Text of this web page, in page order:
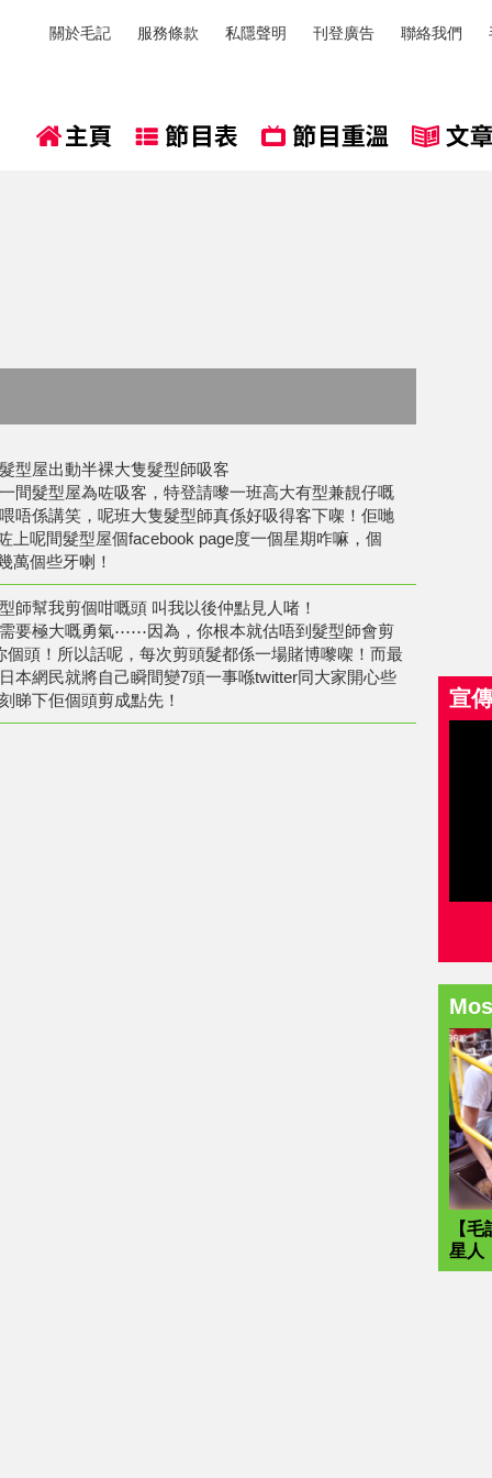
關於毛記 服務條款 私隱聲明 刊登廣告 聯絡我們
型屋出動半裸大隻髮型師吸客
間髮型屋為咗吸客，特登請嚟一班高大有型兼靚仔嘅
唔係講笑，呢班大隻髮型師真係好吸得客下㗎！佢哋
上呢間髮型屋個facebook page度一個星期咋嘛，個
萬個些牙喇！
師幫我剪個咁嘅頭 叫我以後仲點見人啫！
要極大嘅勇氣⋯⋯因為，你根本就估唔到髮型師會剪
個頭！所以話呢，每次剪頭髮都係一場賭博嚟㗎！而最
本網民就將自己瞬間變7頭一事喺twitter同大家開心些
睇下佢個頭剪成點先！
宣
【
星人